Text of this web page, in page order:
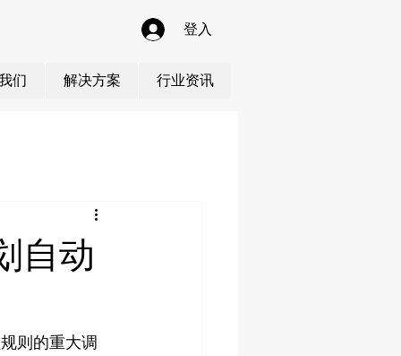
登入
们 解决方案 行业资讯
自动
则的重大调